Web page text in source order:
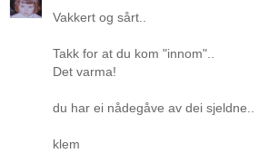
Vakkert og sårt..
Takk for at du kom "innom"..
Det varma!
du har ei nådegåve av dei sjeldne..
klem